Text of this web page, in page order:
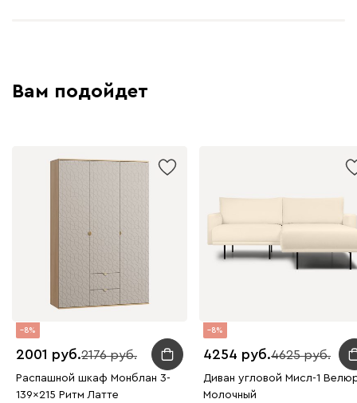
Вам подойдет
8
2001 2176
Распашной шкаф Монблан 3-
139x215 Ритм Латте
8
4254 4625
Диван угловой Мисл-1
Молочный